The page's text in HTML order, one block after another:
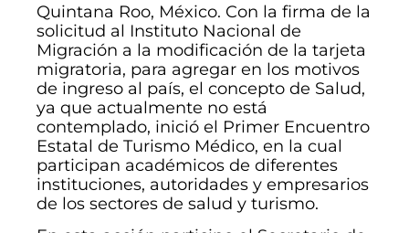
Quintana Roo, México. Con la firma de la
solicitud al Instituto Nacional de
Migración a la modificación de la tarjeta
migratoria, para agregar en los motivos
de ingreso al país, el concepto de Salud,
ya que actualmente no está
contemplado, inició el Primer Encuentro
Estatal de Turismo Médico, en la cual
participan académicos de diferentes
instituciones, autoridades y empresarios
de los sectores de salud y turismo.